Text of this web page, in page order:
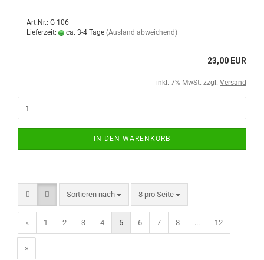
Art.Nr.: G 106
Lieferzeit:
ca. 3-4 Tage (Ausland abweichend)
23,00 EUR
inkl. 7% MwSt. zzgl. Versand
IN DEN WARENKORB
Sortieren nach 8 pro Seite
« 1 2 3 4 5 6 7 8 ... 12
»